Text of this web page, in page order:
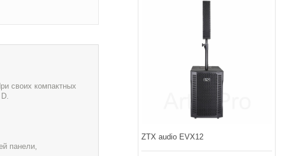
ZTX audio EVX12
своих компактных
панели,